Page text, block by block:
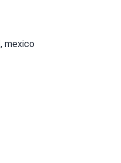
, mexico